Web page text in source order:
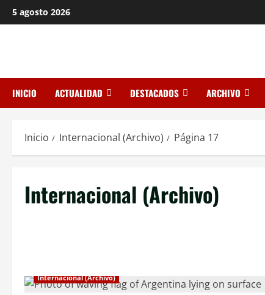
Saltar
al
5 agosto 2026
INICIO ACTUALIDAD DESTACADOS ARCHIVO
Inicio Internacional (Archivo) Página 17
Internacional (Archivo)
Internacional (Archivo)